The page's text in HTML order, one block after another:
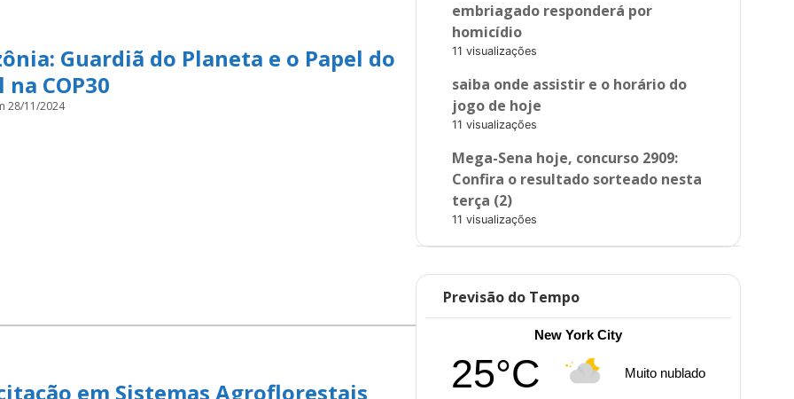
Guardiã do Planeta e o Papel do
na COP30
28/11/2024
em Sistemas Agroflorestais
embriagado responderá por
homicídio
11 visualizações
saiba onde assistir e o horário do
jogo de hoje
11 visualizações
Mega-Sena hoje, concurso 2909:
Confira o resultado sorteado nesta
terça (2)
11 visualizações
Previsão do Tempo
New York City
25°C Muito nublado